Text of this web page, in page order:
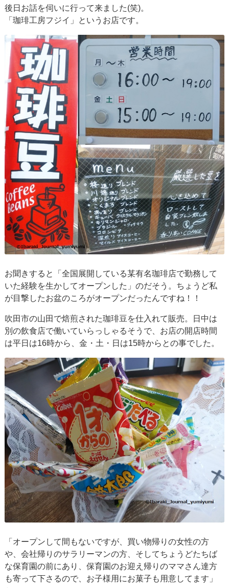
後日お話を伺いに行って来ました(笑)。
「珈琲工房フジイ」というお店です。
お聞きすると「全国展開している某有名珈琲店で勤務して
いた経験を生かしてオープンした」のだそう。ちょうど私
が目撃したお盆のころがオープンだったんですね！！
吹田市の山田で焙煎された珈琲豆を仕入れて販売。日中は
別の飲食店で働いていらっしゃるそうで、お店の開店時間
は平日は16時から、金・土・日は15時からとの事でした。
「オープンして間もないですが、買い物帰りの女性の方
や、会社帰りのサラリーマンの方、そしてちょうどたちば
な保育園の前にあり、保育園のお迎え帰りのママさん達方
も寄って下さるので、お子様用にお菓子も用意してます」